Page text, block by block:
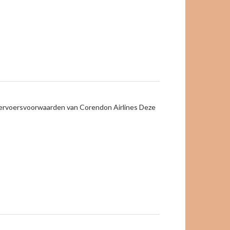
van Corendon Airlines Deze